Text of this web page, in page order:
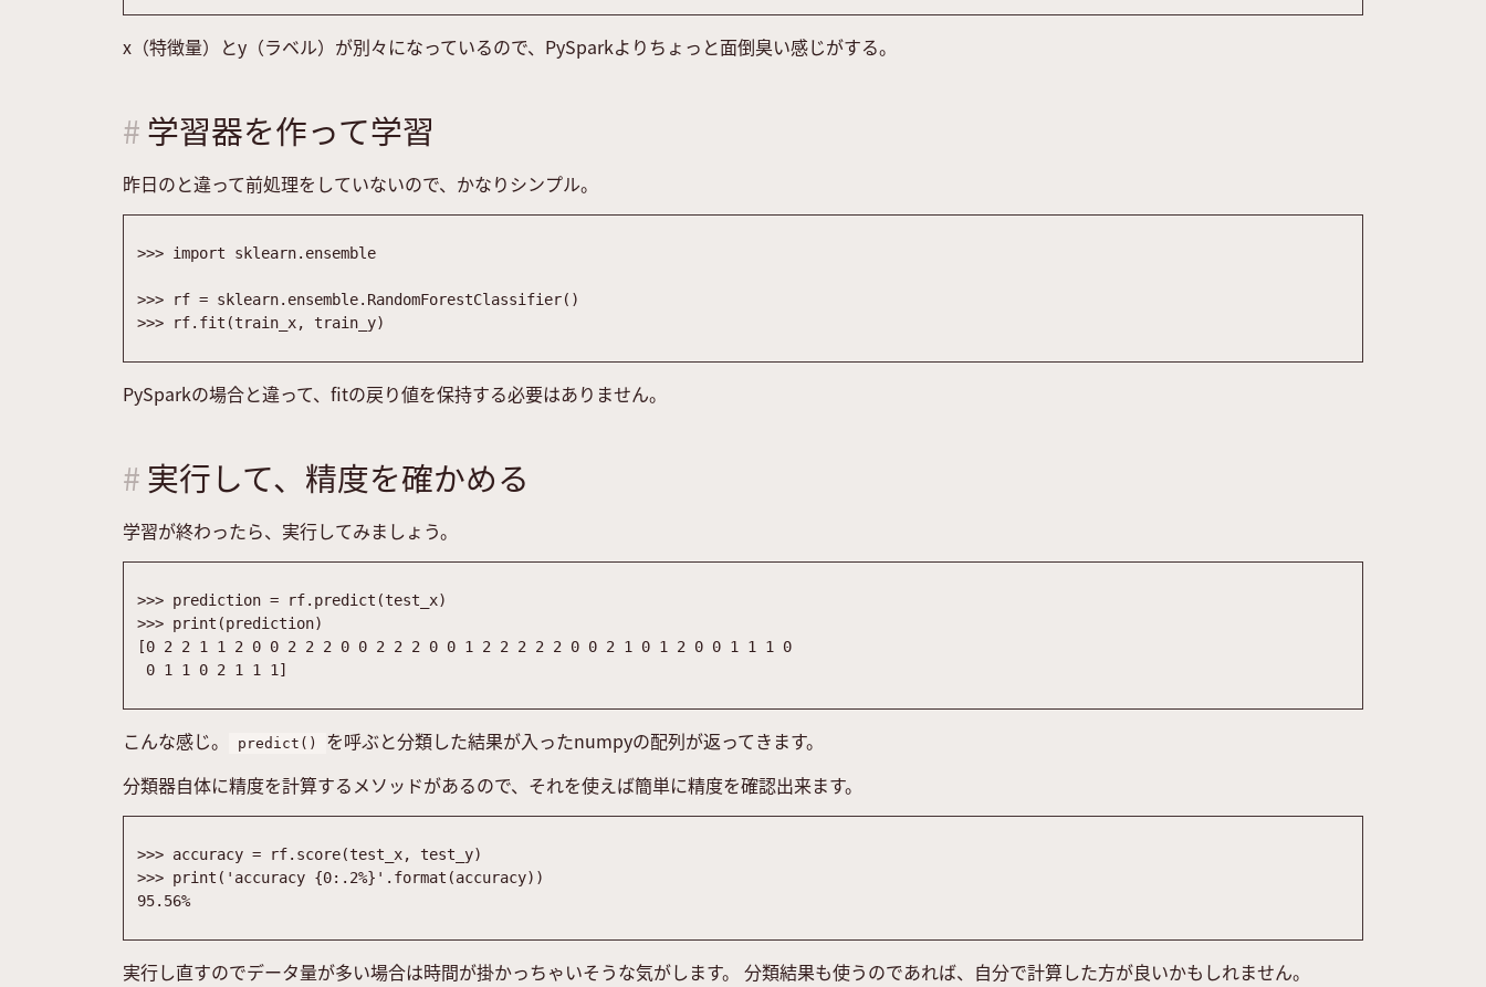
x（特徴量）とy（ラベル）が別々になっているので、PySparkよりちょっと面倒臭い感じがする。
学習器を作って学習
昨日のと違って前処理をしていないので、かなりシンプル。
>>> import sklearn. ensemble
>>> rf = sklearn. ensemble. RandomForestClassifier( )
>>> rf. fit (train_x, train_y)
PySparkの場合と違って、fitの戻り値を保持する必要はありません。
実行して、精度を確かめる
学習が終わったら、実行してみましょう。
>>> prediction = rf. predict (test_x)
>>> print (prediction)
[0 2 2 1 1 2 0 0 2 2 2 0 0 2 2 2 0 0 1 2 2 2 2 2 0 0 2 1 0 1 2 0 0 1 1 1
0
0 1 1 0 2 1 1 1 ]
こんな感じ。 predict()
を呼ぶと分類した結果が入ったnumpyの配列が返ってきます。
分類器自体に精度を計算するメソッドがあるので、それを使えば簡単に精度を確認出来ます。
>>> accuracy = rf. score(test_x, test_y)
>>> print ( ' accuracy {0:.2%} ' . format (accuracy) )
95.56%
実行し直すのでデータ量が多い場合は時間が掛かっちゃいそうな気がします。 分類結果も使うのであれば、自分で計算した方が良いかもしれません。